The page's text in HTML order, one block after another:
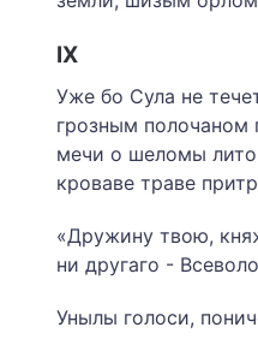
IX
Уже бо Сула не
грозным полочаном
мечи о шеломы
кроваве траве
«Дружину твою,
ни другаго -
Унылы голоси,